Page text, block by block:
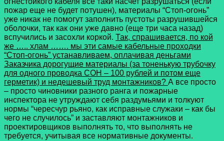
пожар еще не будет потушен), материалы “Стоп-огонь”
уже никак не помогут заполнить пустоты разрушившейся
оболочки, так как они уже давно (еще три часа назад)
вспучились и засохли коркой. Так, спрашивается, по кой
же ….. хлам ……. мы эти самые кабельные проходки
“Стоп-огонь” устанавливаем, оплачивая деньгами
Заказчика дорогущие материалы (за тоненькую трубочку
для одного проводка СОН – 100 рублей и потом еще
герметик) и недешевый труд монтажников? А все просто
– просто чиновники разного ранга и пожарные
инспектора не утруждают себя раздумьями и толкуют
нормы “чересчур рьяно, как исправные служаки – как бы
чего не случилось” и заставляют монтажников и
проектировщиков выполнять то, что выполнять не
требуется, учитывая все нормативные документы.